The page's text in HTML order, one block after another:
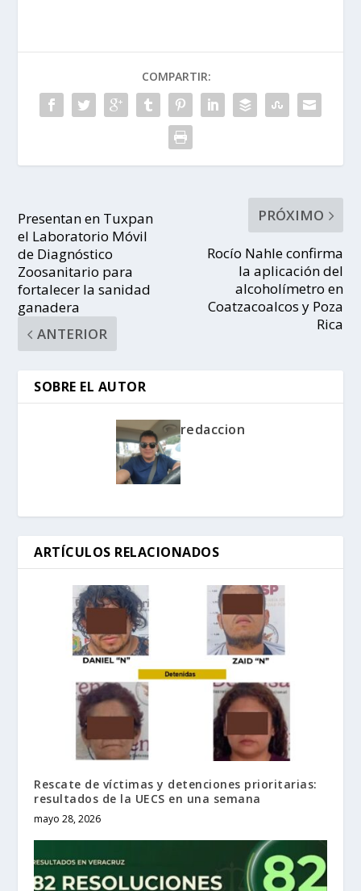
COMPARTIR:
Presentan en Tuxpan
el Laboratorio Móvil
de Diagnóstico
Zoosanitario para
fortalecer la sanidad
ganadera
ANTERIOR
PRÓXIMO
Rocío Nahle confirma
la aplicación del
alcoholímetro en
Coatzacoalcos y Poza
Rica
SOBRE EL AUTOR
redaccion
ARTÍCULOS RELACIONADOS
Rescate de víctimas y detenciones prioritarias:
resultados de la UECS en una semana
mayo 28, 2026